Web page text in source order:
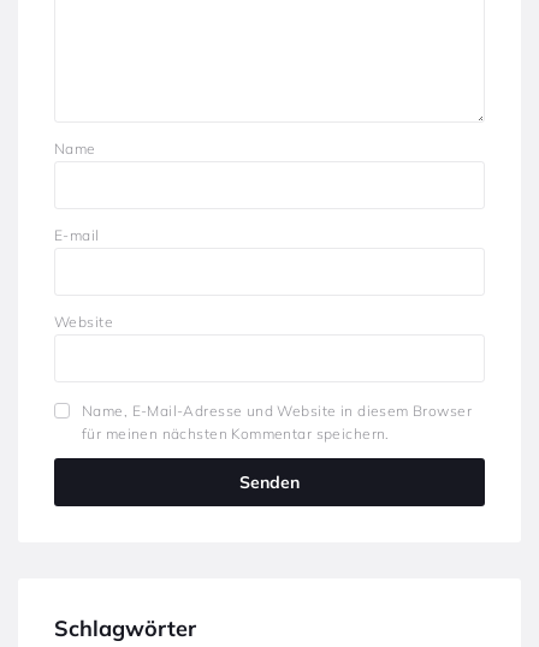
Name
E-mail
Website
Name, E-Mail-Adresse und Website in diesem Browser
für meinen nächsten Kommentar speichern.
Schlagwörter